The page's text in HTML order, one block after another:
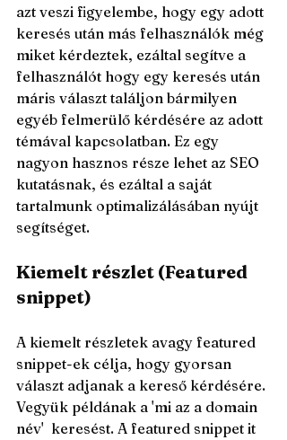
azt veszi figyelembe, hogy egy adott
keresés után más felhasználók még
miket kérdeztek, ezáltal segítve a
felhasználót hogy egy keresés után
máris választ találjon bármilyen
egyéb felmerülő kérdésére az adott
témával kapcsolatban. Ez egy
nagyon hasznos része lehet az SEO
kutatásnak, és ezáltal a saját
tartalmunk optimalizálásában nyújt
segítséget.
Kiemelt részlet (Featured
snippet)
A kiemelt részletek avagy featured
snippet-ek célja, hogy gyorsan
választ adjanak a kereső kérdésére.
Vegyük példának a 'mi az a domain
név'  keresést. A featured snippet it